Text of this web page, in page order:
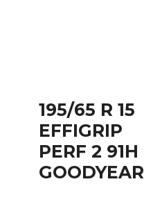
195/65 R 15
EFFIGRIP
PERF 2 91H
GOODYEAR